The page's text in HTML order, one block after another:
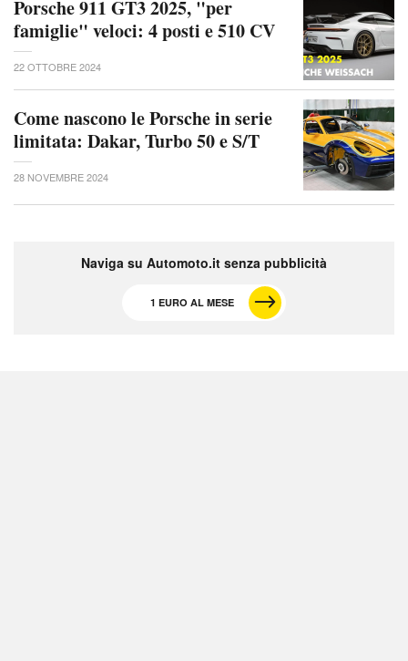
Porsche 911 GT3 2025, "per
famiglie" veloci: 4 posti e 510 CV
22 OTTOBRE 2024
Come nascono le Porsche in serie
limitata: Dakar, Turbo 50 e S/T
28 NOVEMBRE 2024
Naviga su Automoto.it senza pubblicità
1 EURO AL MESE